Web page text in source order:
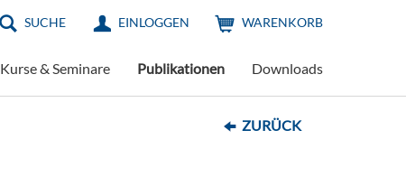
SUCHE EINLOGGEN WARENKORB
Kurse & Seminare Publikationen Downloads
ZURÜCK